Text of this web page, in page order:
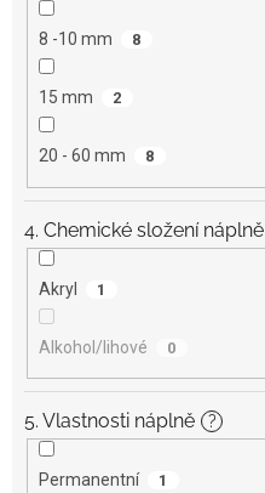
8 -10 mm 8
15 mm 2
20 - 60 mm 8
4. Chemické složení náplně
Akryl 1
Alkohol/lihové 0
5. Vlastnosti náplně ?
Permanentní 1